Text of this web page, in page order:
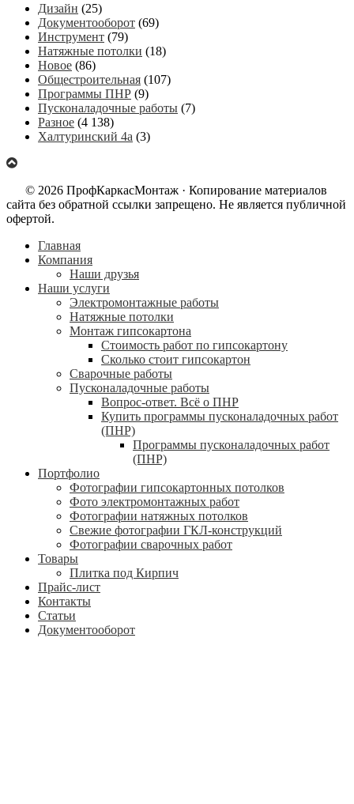
Дизайн (25)
Документооборот (69)
Инструмент (79)
Натяжные потолки (18)
Новое (86)
Общестроительная (107)
Программы ПНР (9)
Пусконаладочные работы (7)
Разное (4 138)
Халтуринский 4а (3)
© 2026 ПрофКаркасМонтаж · Копирование материалов
сайта без обратной ссылки запрещено. Не является публичной
офертой.
Главная
Компания
Наши друзья
Наши услуги
Электромонтажные работы
Натяжные потолки
Монтаж гипсокартона
Стоимость работ по гипсокартону
Сколько стоит гипсокартон
Сварочные работы
Пусконаладочные работы
Вопрос-ответ. Всё о ПНР
Купить программы пусконаладочных работ
(ПНР)
Программы пусконаладочных работ
(ПНР)
Портфолио
Фотографии гипсокартонных потолков
Фото электромонтажных работ
Фотографии натяжных потолков
Свежие фотографии ГКЛ-конструкций
Фотографии сварочных работ
Товары
Плитка под Кирпич
Прайс-лист
Контакты
Статьи
Документооборот